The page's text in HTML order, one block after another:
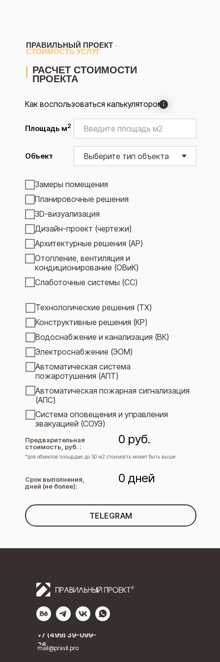
Замеры помещения
Планировочные решения
3D-визуализация
Дизайн-проект (чертежи)
Архитектурные решения (АР)
Отопление, вентиляция и
кондиционирование (ОВиК)
Слаботочные системы (СС)
РАСЧЕТ СТОИМОСТИ
ПРОЕКТА
ПРАВИЛЬНЫЙ ПРОЕКТ -
СТОИМОСТЬ УСЛУГ
0 дней
Срок выполнения,
дней (не более):
*для объектов площадью до 50 м2 стоимость может быть выше
Предварительная
стоимость, руб. :
0 руб.
TELEGRAM
Технологические решения (ТХ)
Конструктивные решения (КР)
Водоснабжение и канализация (ВК)
Электроснабжение (ЭОМ)
Автоматическая система
пожаротушения (АПТ)
Автоматическая пожарная сигнализация
(АПС)
Система оповещения и управления
эвакуацией (СОУЭ)
Площадь м2
Объект
Как воспользоваться калькулятором
mail@pravil.pro
+7 (499) 39-099-
36